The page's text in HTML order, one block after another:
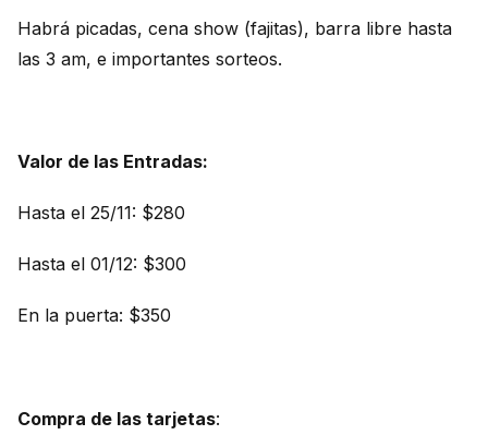
Habrá picadas, cena show (fajitas), barra libre hasta
las 3 am, e importantes sorteos.
Valor de las Entradas:
Hasta el 25/11: $280
Hasta el 01/12: $300
En la puerta: $350
Compra de las tarjetas: